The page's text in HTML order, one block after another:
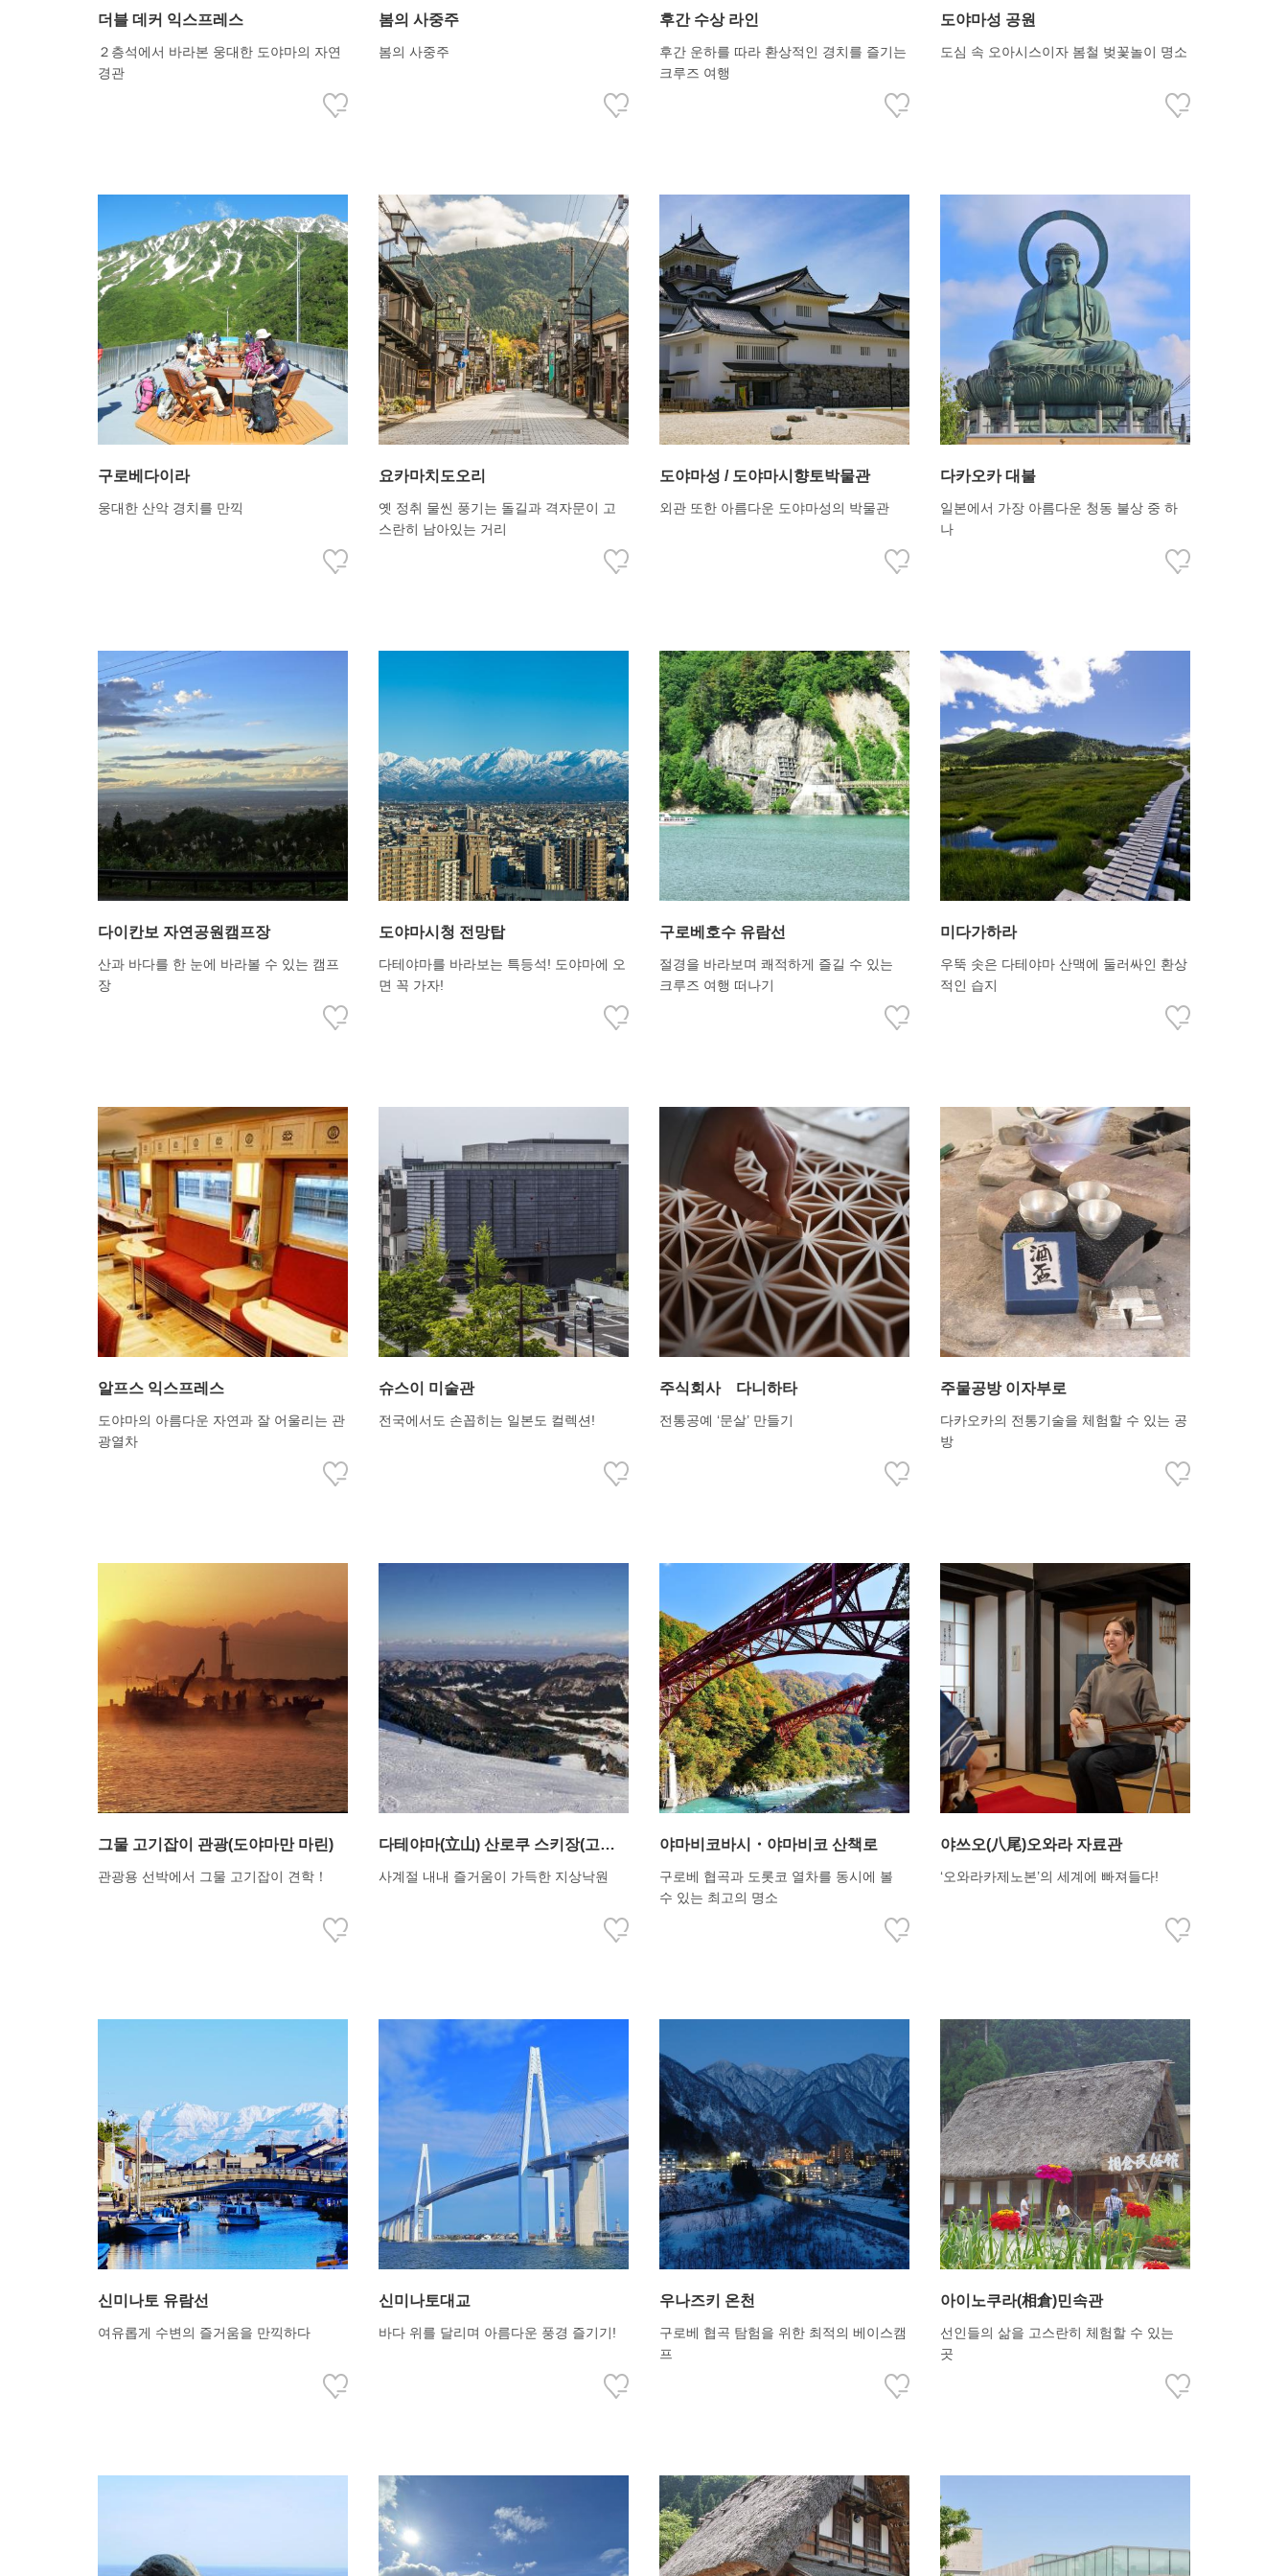
더블 데커 익스프레스
２층석에서 바라본 웅대한 도야마의 자연
경관
봄의 사중주
봄의 사중주
후간 수상 라인
후간 운하를 따라 환상적인 경치를 즐기는
크루즈 여행
도야마성 공원
도심 속 오아시스이자 봄철 벚꽃놀이 명소
구로베다이라
웅대한 산악 경치를 만끽
요카마치도오리
옛 정취 물씬 풍기는 돌길과 격자문이 고
스란히 남아있는 거리
도야마성 / 도야마시향토박물관
외관 또한 아름다운 도야마성의 박물관
다카오카 대불
일본에서 가장 아름다운 청동 불상 중 하
나
다이칸보 자연공원캠프장
산과 바다를 한 눈에 바라볼 수 있는 캠프
장
도야마시청 전망탑
다테야마를 바라보는 특등석! 도야마에 오
면 꼭 가자!
구로베호수 유람선
절경을 바라보며 쾌적하게 즐길 수 있는
크루즈 여행 떠나기
미다가하라
우뚝 솟은 다테야마 산맥에 둘러싸인 환상
적인 습지
알프스 익스프레스
도야마의 아름다운 자연과 잘 어울리는 관
광열차
슈스이 미술관
전국에서도 손꼽히는 일본도 컬렉션!
주식회사 다니하타
전통공예 ‘문살’ 만들기
주물공방 이자부로
다카오카의 전통기술을 체험할 수 있는 공
방
그물 고기잡이 관광(도야마만 마린)
관광용 선박에서 그물 고기잡이 견학！
다테야마(立山) 산로쿠 스키장(고쿠
라쿠자카 슬로프・라이쵸발리 슬로
사계절 내내 즐거움이 가득한 지상낙원
야마비코바시・야마비코 산책로
구로베 협곡과 도롯코 열차를 동시에 볼
수 있는 최고의 명소
야쓰오(八尾)오와라 자료관
‘오와라카제노본’의 세계에 빠져들다!
신미나토 유람선
여유롭게 수변의 즐거움을 만끽하다
신미나토대교
바다 위를 달리며 아름다운 풍경 즐기기!
우나즈키 온천
구로베 협곡 탐험을 위한 최적의 베이스캠
프
아이노쿠라(相倉)민속관
선인들의 삶을 고스란히 체험할 수 있는
곳